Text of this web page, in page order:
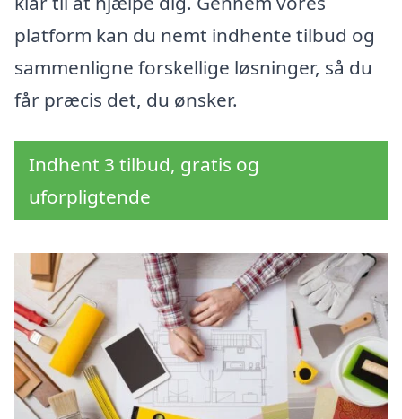
platform kan du nemt indhente tilbud og
sammenligne forskellige løsninger, så du
får præcis det, du ønsker.
Indhent 3 tilbud, gratis og
uforpligtende